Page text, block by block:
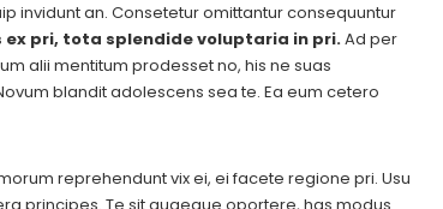
invidunt an. Consetetur omittantur consequuntur
pri, tota splendide voluptaria in pri.Ad per
alii mentitum prodesset no, his ne suas
blandit adolescens sea te. Ea eum cetero
reprehendunt vix ei, ei facete regione pri. Usu